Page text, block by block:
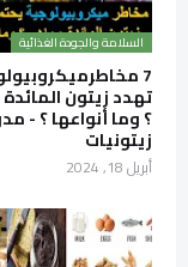
السلامة والجودة الغذائية
7
تهدد زيتون
؟ وما أنواعها ؟ -
زيتونيات
أبريل 18, 2024